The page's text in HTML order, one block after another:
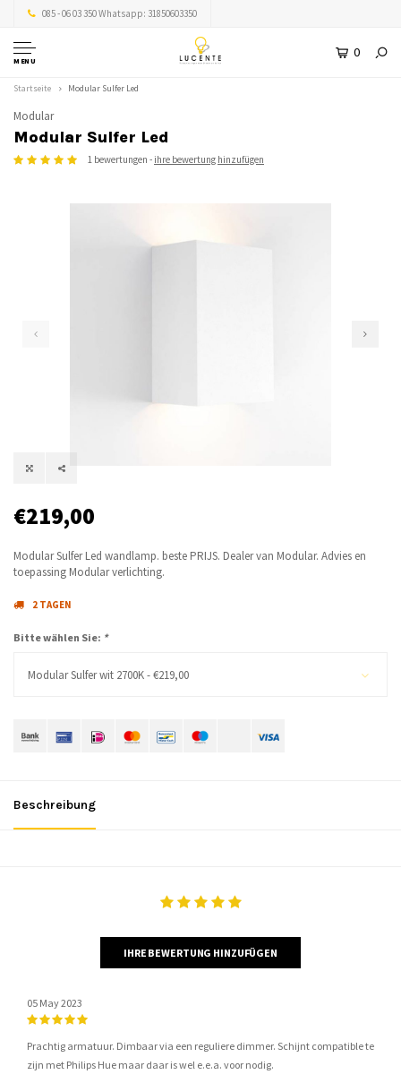
085 - 06 03 350 Whatsapp: 31850603350
MENU
0
Startseite Modular Sulfer Led
Modular
Modular Sulfer Led
1 bewertungen - ihre bewertung hinzufügen
€219,00
Modular Sulfer Led wandlamp. beste PRIJS. Dealer van Modular. Advies en
toepassing Modular verlichting.
2 TAGEN
Bitte wählen Sie: *
Modular Sulfer wit 2700K - €219,00
Beschreibung
IHRE BEWERTUNG HINZUFÜGEN
05 May 2023
Prachtig armatuur. Dimbaar via een reguliere dimmer. Schijnt compatible te
zijn met Philips Hue maar daar is wel e.e.a. voor nodig.